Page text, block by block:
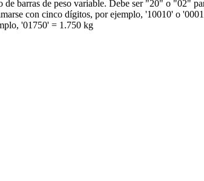
de barras de peso variable. Debe ser "20" o "02"
con cinco dígitos, por ejemplo, '10010' o
'01750' = 1.750 kg